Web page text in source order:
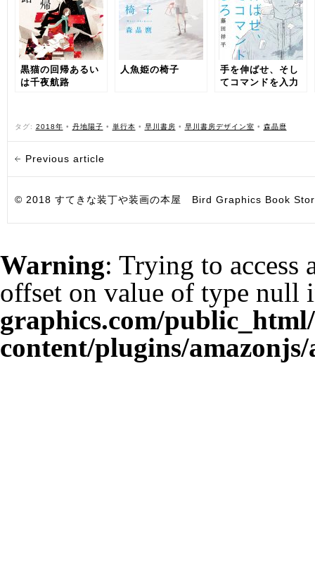
黒猫の回帰あるい
は千夜航路
人魚姫の椅子
手を伸ばせ、そし
てコマンドを入力
タグ: 2018年 • 丹地陽子 • 単行本 • 早川書房 • 早川書房デザイン室 • 森晶麿
Previous article
© 2018 すてきな装丁や装画の本屋 Bird Graphics Book
Warning: Trying to access
offset on value of type null
graphics.com/
content/plugins/